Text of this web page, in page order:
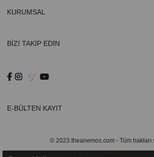
KURUMSAL
BİZİ TAKİP EDİN
E-BÜLTEN KAYIT
© 2023 theanemos.com - Tüm hakları